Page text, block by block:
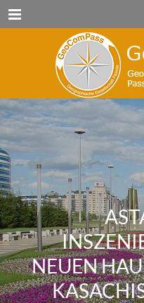
Menu
NEUEN